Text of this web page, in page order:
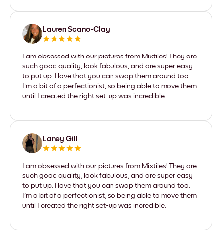
Lauren Scano-Clay
I am obsessed with our pictures from Mixtiles! They are
such good quality, look fabulous, and are super easy
to put up. I love that you can swap them around too.
I'm a bit of a perfectionist, so being able to move them
until I created the right set-up was incredible.
Laney Gill
I am obsessed with our pictures from Mixtiles! They are
such good quality, look fabulous, and are super easy
to put up. I love that you can swap them around too.
I'm a bit of a perfectionist, so being able to move them
until I created the right set-up was incredible.